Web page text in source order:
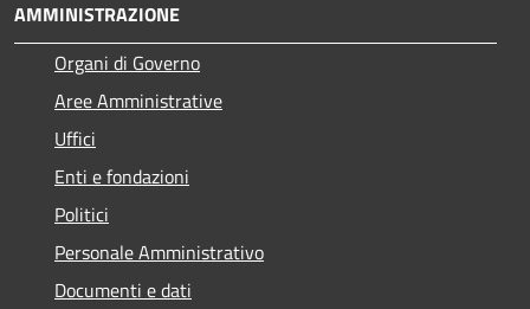
AMMINISTRAZIONE
Organi di Governo
Aree Amministrative
Uffici
Enti e fondazioni
Politici
Personale Amministrativo
Documenti e dati